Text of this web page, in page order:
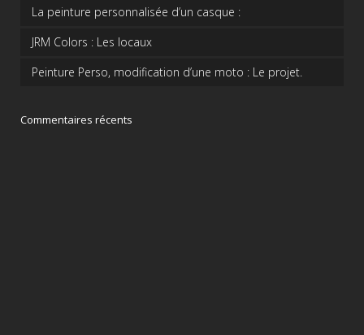
La peinture personnalisée d’un casque :
JRM Colors : Les locaux
Peinture Perso, modification d’une moto : Le projet.
Commentaires récents